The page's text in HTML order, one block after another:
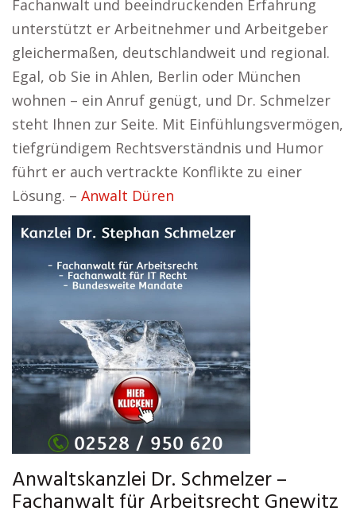
Fachanwalt und beeindruckenden Erfahrung
unterstützt er Arbeitnehmer und Arbeitgeber
gleichermaßen, deutschlandweit und regional.
Egal, ob Sie in Ahlen, Berlin oder München
wohnen – ein Anruf genügt, und Dr. Schmelzer
steht Ihnen zur Seite. Mit Einfühlungsvermögen,
tiefgründigem Rechtsverständnis und Humor
führt er auch vertrackte Konflikte zu einer
Lösung. – Anwalt Düren
Anwaltskanzlei Dr. Schmelzer –
Fachanwalt für Arbeitsrecht Gnewitz